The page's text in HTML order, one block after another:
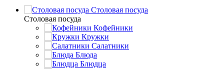
Столовая посуда
Столовая посуда
Кофейники
Кружки
Салатники
Блюда
Блюдца